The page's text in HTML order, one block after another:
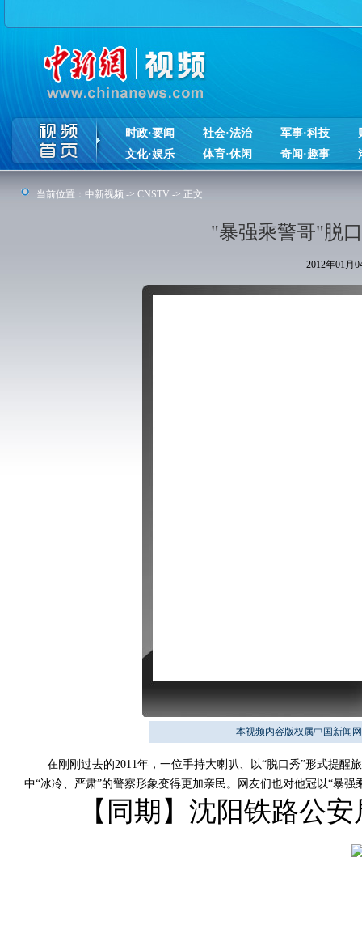
时政·要闻 社会·法治 军事·科技
文化·娱乐
体育·休闲 奇闻·趣事
当前位置： 中新视频 -> CNSTV -> 正文
"暴强乘警哥"脱
2012年01月
本视频内容版权属中国新闻
在刚刚过去的2011年，一位手持大喇叭、以“脱口秀”形式提醒
中“冰冷、严肃”的警察形象变得更加亲民。网友们也对他冠以“暴
【同期】沈阳铁路公安